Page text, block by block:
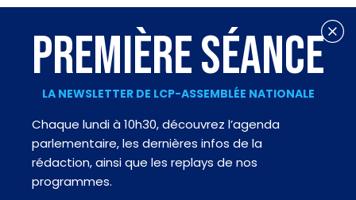
PREMIÈRE SÉANCE
LA NEWSLETTER DE LCP-ASSEMBLÉE NATIONALE
Chaque lundi à 10h30, découvrez l’agenda
parlementaire, les dernières infos de la
rédaction, ainsi que les replays de nos
programmes.